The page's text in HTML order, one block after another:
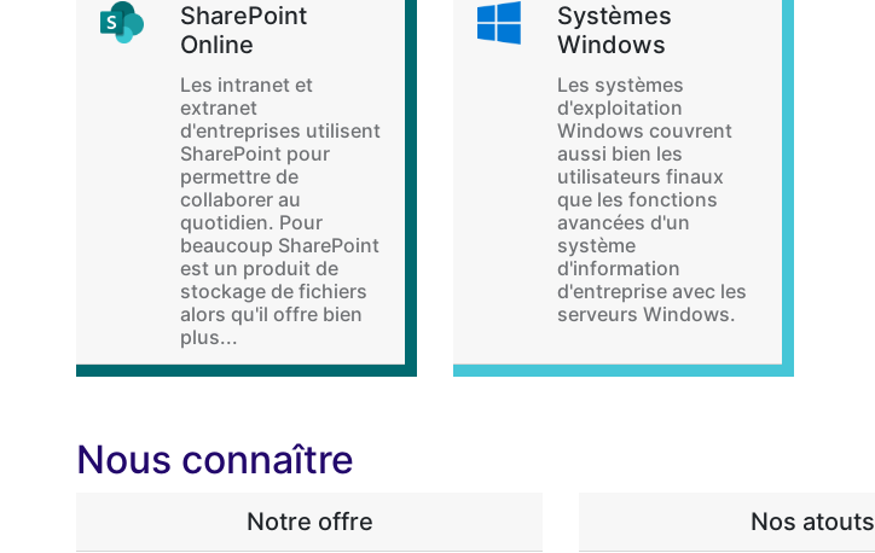
SharePoint
Online
Les intranet et
extranet
d'entreprises utilisent
SharePoint pour
permettre de
collaborer au
quotidien. Pour
beaucoup SharePoint
est un produit de
stockage de fichiers
alors qu'il offre bien
plus...
Systèmes
Windows
Les systèmes
d'exploitation
Windows couvrent
aussi bien les
utilisateurs finaux
que les fonctions
avancées d'un
système
d'information
d'entreprise avec les
serveurs Windows.
Nous connaître
Notre offre Nos atouts